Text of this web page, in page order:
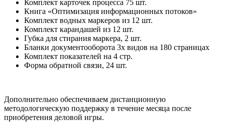
Комплект карточек процесса 75 шт.
Книга «Оптимизация информационных потоков»
Комплект водных маркеров из 12 шт.
Комплект карандашей из 12 шт.
Губка для стирания маркера, 2 шт.
Бланки документооборота 3х видов на 180 страницах
Комплект показателей на 4 стр.
Форма обратной связи, 24 шт.
Дополнительно обеспечиваем дистанционную
методологическую поддержку в течение месяца после
приобретения деловой игры.